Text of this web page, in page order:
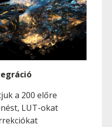
a 200 előre
LUT-okat